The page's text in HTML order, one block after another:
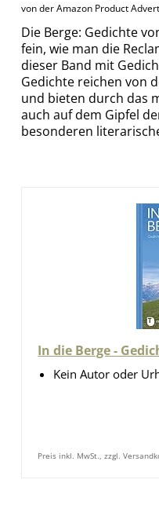
von der Amazon Product
Die Berge: Gedichte
fein, wie man die
dieser Band mit
Gedichte reichen von
und bieten durch das
auch auf dem Gipfel
besonderen
In die Berge -
Kein Autor oder
Preis inkl. MwSt., zzgl.